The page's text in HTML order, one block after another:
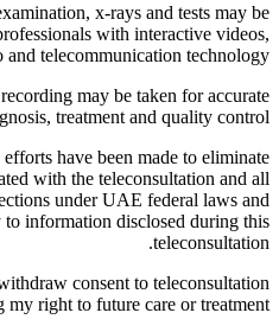
x-rays and tests may be
with interactive videos,
and telecommunication technology.
may be taken for accurate
treatment and quality control.
have been made to eliminate
with the teleconsultation and all
under UAE federal laws and
information disclosed during this
teleconsultation.
consent to teleconsultation
right to future care or treatment.